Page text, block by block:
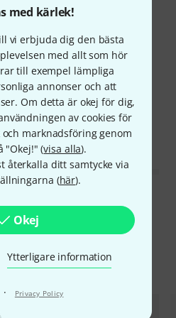
med kärlek!
vi erbjuda dig den bästa
med allt som hör
till exempel lämpliga
annonser och att
Om detta är okej för dig,
av cookies för
marknadsföring genom
"Okej!" (visa alla).
återkalla ditt samtycke via
(här).
Okej
Ytterligare information
· Privacy Policy
och solid mekanik.
RECENSION
alternativ